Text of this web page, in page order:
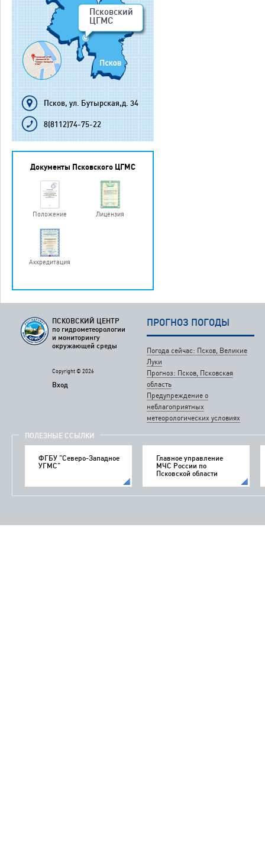
Псковский
ЦГМС
Псков, ул. Бутырская,д. 34
8(8112)74-75-22
Документы Псковского ЦГМС
Положение Лицензия
Аккредитация
ПСКОВСКИЙ ЦЕНТР
по гидрометеорологии
и мониторингу
окружающей среды
Copyright © 2026
Вход
ПРОГНОЗ ПОГОДЫ
Погода сейчас: Псков, Великие
Луки
Прогноз: Псков, Псковская
область
Предупреждение о
неблагоприятных
метеорологических условиях
ПОЛЕЗНЫЕ ССЫЛКИ
ФГБУ "Северо-Западное
УГМС"
Главное управление
МЧС России по
Псковской области